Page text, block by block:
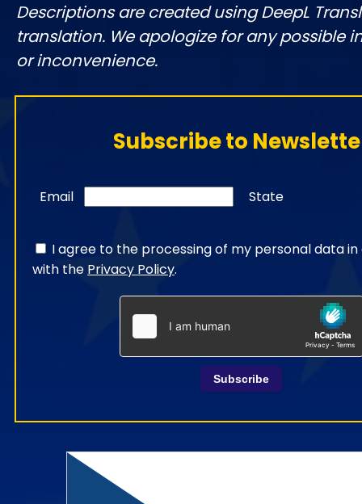
Descriptions are created using DeepL
translation. We apologize for any possible
or inconvenience.
Subscribe to
Email State
I agree to the processing of my personal data
with the Privacy Policy.
Subscribe